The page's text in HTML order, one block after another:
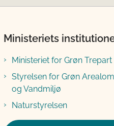
Ministeriets
Ministeriet for Grøn Trepart
Styrelsen for Grøn
og Vandmiljø
Naturstyrelsen